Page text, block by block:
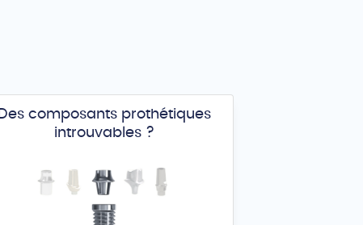
Des composants prothétiques
introuvables ?